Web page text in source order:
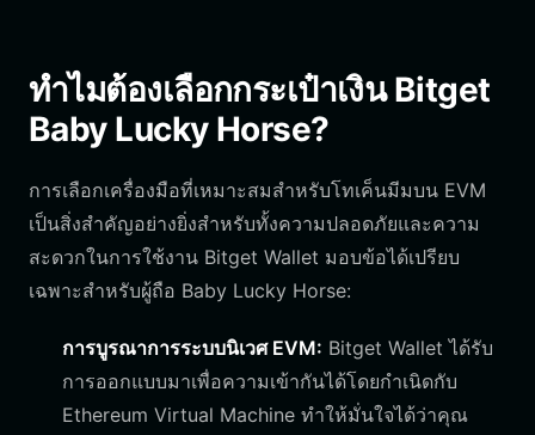
ทำไมต้องเลือกกระเป๋าเงิน Bitget
Baby Lucky Horse?
การเลือกเครื่องมือที่เหมาะสมสำหรับโทเค็นมีมบน EVM
เป็นสิ่งสำคัญอย่างยิ่งสำหรับทั้งความปลอดภัยและความ
สะดวกในการใช้งาน Bitget Wallet มอบข้อได้เปรียบ
เฉพาะสำหรับผู้ถือ Baby Lucky Horse:
การบูรณาการระบบนิเวศ EVM: Bitget Wallet ได้รับ
การออกแบบมาเพื่อความเข้ากันได้โดยกำเนิดกับ
Ethereum Virtual Machine ทำให้มั่นใจได้ว่าคุณ